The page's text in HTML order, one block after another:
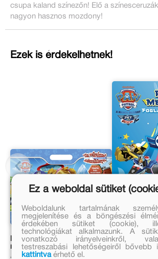
csupa kaland színezőn! Elő a
nagyon hasznos mozdony!
Ezek is érdekelhetnek!
Mancs Őrjárat – Kis
művészek színezőkönyve
Mancs
mentőakció
Ez a weboldal sütiket
Weboldalunk tartalmának
megjelenítése és a böngészési
érdekében sütiket (cookie),
technológiákat alkalmazunk. A
vonatkozó irányelveinkről,
testreszabási lehetőségeiről bővebb
kattintvaérhető el.